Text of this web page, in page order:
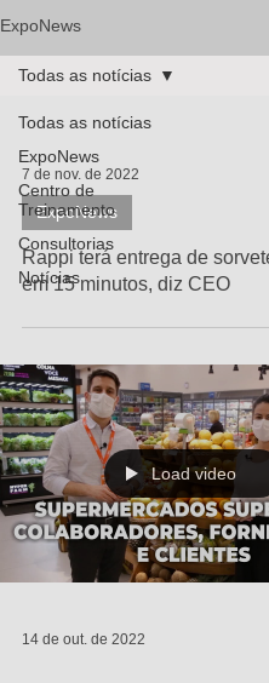
ExpoNews
Todas as notícias
ExpoNews
Centro de
Treinamento
Consultorias
Notícias
Todas as notícias
7 de nov. de 2022
ExpoNews
Rappi terá entrega de
em 15 minutos, diz CEO
Load video
14 de out. de 2022